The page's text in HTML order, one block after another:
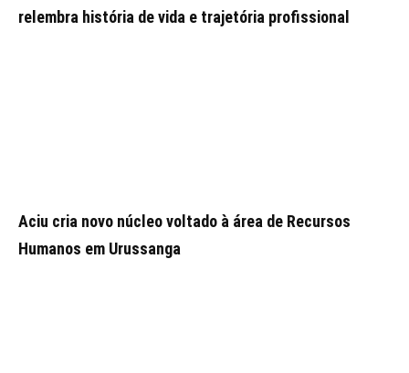
relembra história de vida e trajetória profissional
Aciu cria novo núcleo voltado à área de Recursos
Humanos em Urussanga